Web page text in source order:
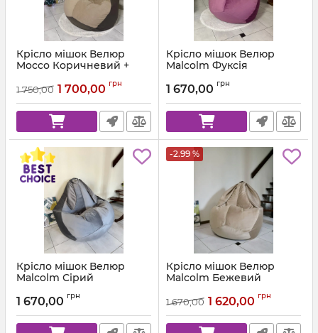
Крісло мішок Велюр
Mocco Коричневий +
Корона
1 750,00 1 700,00 грн
Крісло мішок Велюр
Malcolm Фуксія
1 670,00 грн
Крісло мішок Велюр
Malcolm Сірий
1 670,00 грн
-2.99 %
Крісло мішок Велюр
Malcolm Бежевий
1 670,00 1 620,00 грн